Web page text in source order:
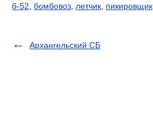
б-52 бомбовоз летчик пикировщик
Архангельский СБ